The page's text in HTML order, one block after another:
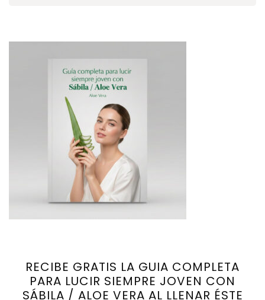
RECIBE GRATIS LA GUIA COMPLETA
PARA LUCIR SIEMPRE JOVEN CON
SÁBILA / ALOE VERA AL LLENAR ÉSTE